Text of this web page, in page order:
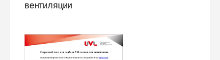
вентиляции